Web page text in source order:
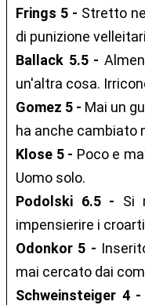
Frings 5 - Stretto
di punizione
Ballack 5.5 -
un'altra cosa.
Gomez 5 - Mai un
ha anche cambiato
Klose 5 - Poco e
Uomo solo.
Podolski 6.5 - Si
impensierire i
Odonkor 5 -
mai cercato dai
Schweinsteiger 4 -